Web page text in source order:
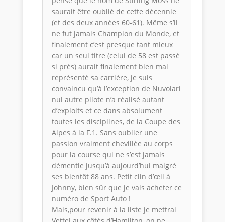
saurait être oublié de cette décennie
(et des deux années 60-61). Même s’il
ne fut jamais Champion du Monde, et
finalement c’est presque tant mieux
car un seul titre (celui de 58 est passé
si près) aurait finalement bien mal
représenté sa carrière, je suis
convaincu qu’à l’exception de Nuvolari
nul autre pilote n’a réalisé autant
d’exploits et ce dans absolument
toutes les disciplines, de la Coupe des
Alpes à la F.1. Sans oublier une
passion vraiment chevillée au corps
pour la course qui ne s’est jamais
démentie jusqu’à aujourd’hui malgré
ses bientôt 88 ans. Petit clin d’œil à
Johnny, bien sûr que je vais acheter ce
numéro de Sport Auto !
Mais,pour revenir à la liste je mettrai